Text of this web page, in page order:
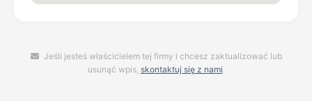
Jeśli jesteś właścicielem tej firmy i chcesz zaktualizować lub
usunąć wpis, skontaktuj się z nami.